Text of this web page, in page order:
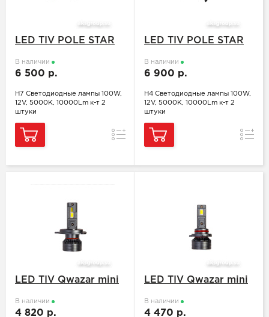
LED TIV POLE STAR
В наличии
6 500 р.
H7 Светодиодные лампы 100W,
12V, 5000K, 10000Lm к-т 2
штуки
Сравнение
LED TIV POLE STAR
В наличии
6 900 р.
H4 Светодиодные лампы 100W,
12V, 5000K, 10000Lm к-т 2
штуки
LED TIV Qwazar mini
В наличии
4 820 р.
LED TIV Qwazar mini
В наличии
4 470 р.